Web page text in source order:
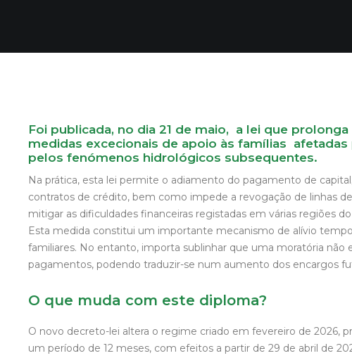
Foi publicada, no dia 21 de maio, a lei que
medidas excecionais de apoio às famílias
pelos fenómenos hidrológicos subsequentes.
Na prática, esta lei permite o adiamento do pagamento de
contratos de crédito, bem como impede a revogação de linhas
mitigar as dificuldades financeiras registadas em várias regiões do
Esta medida constitui um importante mecanismo de alívio
familiares. No entanto, importa sublinhar que uma moratória não
pagamentos, podendo traduzir-se num aumento dos encargos
O que muda com este diploma?
O novo decreto-lei altera o regime criado em fevereiro de 2026,
um período de 12 meses, com efeitos a partir de 29 de abril de